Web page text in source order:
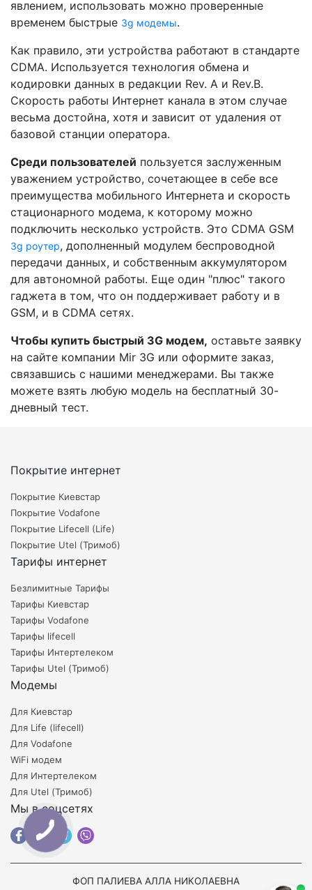
явлением, использовать можно проверенные
временем быстрые 3g модемы.
Как правило, эти устройства работают в стандарте
CDMA. Используется технология обмена и
кодировки данных в редакции Rev. A и Rev.B.
Скорость работы Интернет канала в этом случае
весьма достойна, хотя и зависит от удаления от
базовой станции оператора.
Среди пользователей пользуется заслуженным
уважением устройство, сочетающее в себе все
преимущества мобильного Интернета и скорость
стационарного модема, к которому можно
подключить несколько устройств. Это CDMA GSM
3g роутер, дополненный модулем беспроводной
передачи данных, и собственным аккумулятором
для автономной работы. Еще один "плюс" такого
гаджета в том, что он поддерживает работу и в
GSM, и в CDMA сетях.
Чтобы купить быстрый 3G модем, оставьте заявку
на сайте компании Mir 3G или оформите заказ,
связавшись с нашими менеджерами. Вы также
можете взять любую модель на бесплатный 30-
дневный тест.
Покрытие интернет
Покрытие Киевстар
Покрытие Vodafone
Покрытие Lifecell (Life)
Покрытие Utel (Тримоб)
Тарифы интернет
Безлимитные Тарифы
Тарифы Киевстар
Тарифы Vodafone
Тарифы lifecell
Тарифы Интертелеком
Тарифы Utel (Тримоб)
Модемы
Для Киевстар
Для Life (lifecell)
Для Vodafone
WiFi модем
Для Интертелеком
Для Utel (Тримоб)
Мы в соцсетях
ФОП ПАЛИЕВА АЛЛА НИКОЛАЕВНА